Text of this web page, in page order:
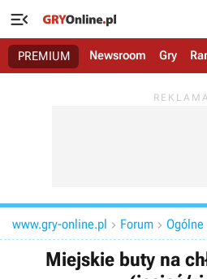

PREMIUM Newsroom Gry
www.gry-online.pl  Forum  Ogólne
Miejskie buty na